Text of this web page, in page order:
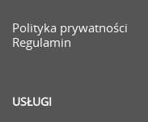
Polityka prywatności
Regulamin
USŁUGI